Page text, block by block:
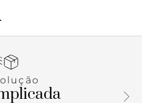
de laranja vibrante e fun. A
que traz informação
look.